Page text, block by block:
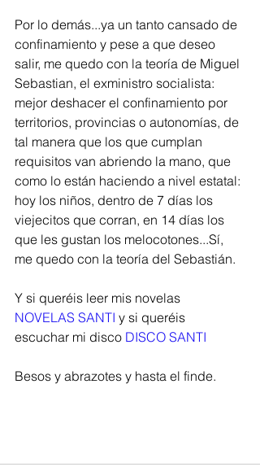
Por lo demás...ya un tanto cansado de
confinamiento y pese a que deseo
salir, me quedo con la teoría de Miguel
Sebastian, el exministro socialista:
mejor deshacer el confinamiento por
territorios, provincias o autonomías, de
tal manera que los que cumplan
requisitos van abriendo la mano, que
como lo están haciendo a nivel estatal:
hoy los niños, dentro de 7 días los
viejecitos que corran, en 14 días los
que les gustan los melocotones...Sí,
me quedo con la teoría del Sebastián.
Y si queréis leer mis novelas
NOVELAS SANTI y si queréis
escuchar mi disco DISCO SANTI
Besos y abrazotes y hasta el finde.